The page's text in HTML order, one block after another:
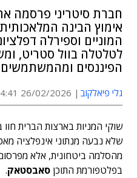
חברת סיטריני פרסמה
המוניים וספירלה
לטלטלה בוול סטריט,
הפיננסים
גלי פיאלקוב 26/02/2026 14:41
שוקי המניות בארצות הברית
שלא נבעה מנתוני אינפלציה
מהסלמה ביטחונית, אלא
בפלטפורמת התוכן סאבסטאק.